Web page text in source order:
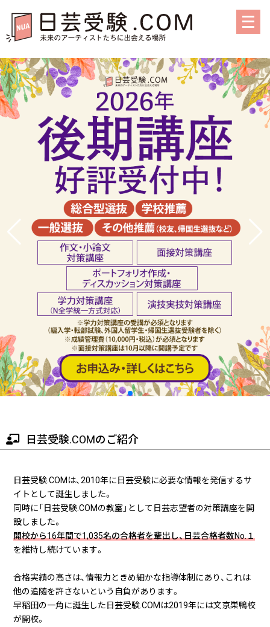
メ
ニ
ー
を
開
く
日芸受験.COMのご紹介
日芸受験.COMは、2010年に日芸受験に必要な情報を発信するサ
イトとして誕生しました。
同時に「日芸受験.COMの教室」として日芸志望者の対策講座を開
設しました。
開校から16年間で1,035名の合格者を輩出し、日芸合格者数No.１
を維持し続けています。
合格実績の高さは、情報力ときめ細かな指導体制にあり、これは
他の追随を許さないという自負があります。
早稲田の一角に誕生した日芸受験.COMは2019年には文京巣鴨校
が開校。